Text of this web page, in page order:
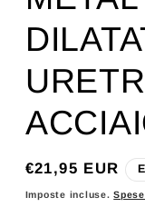
Prezzo
di
€21,95 EUR
Imposte incluse.